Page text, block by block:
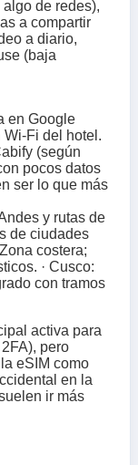
de redes),
a compartir
a diario,
(baja
en Google
del hotel.
(según
pocos datos
ser lo que más
y rutas de
de ciudades
costera;
· Cusco:
con tramos
activa para
pero
eSIM como
en la
ir más